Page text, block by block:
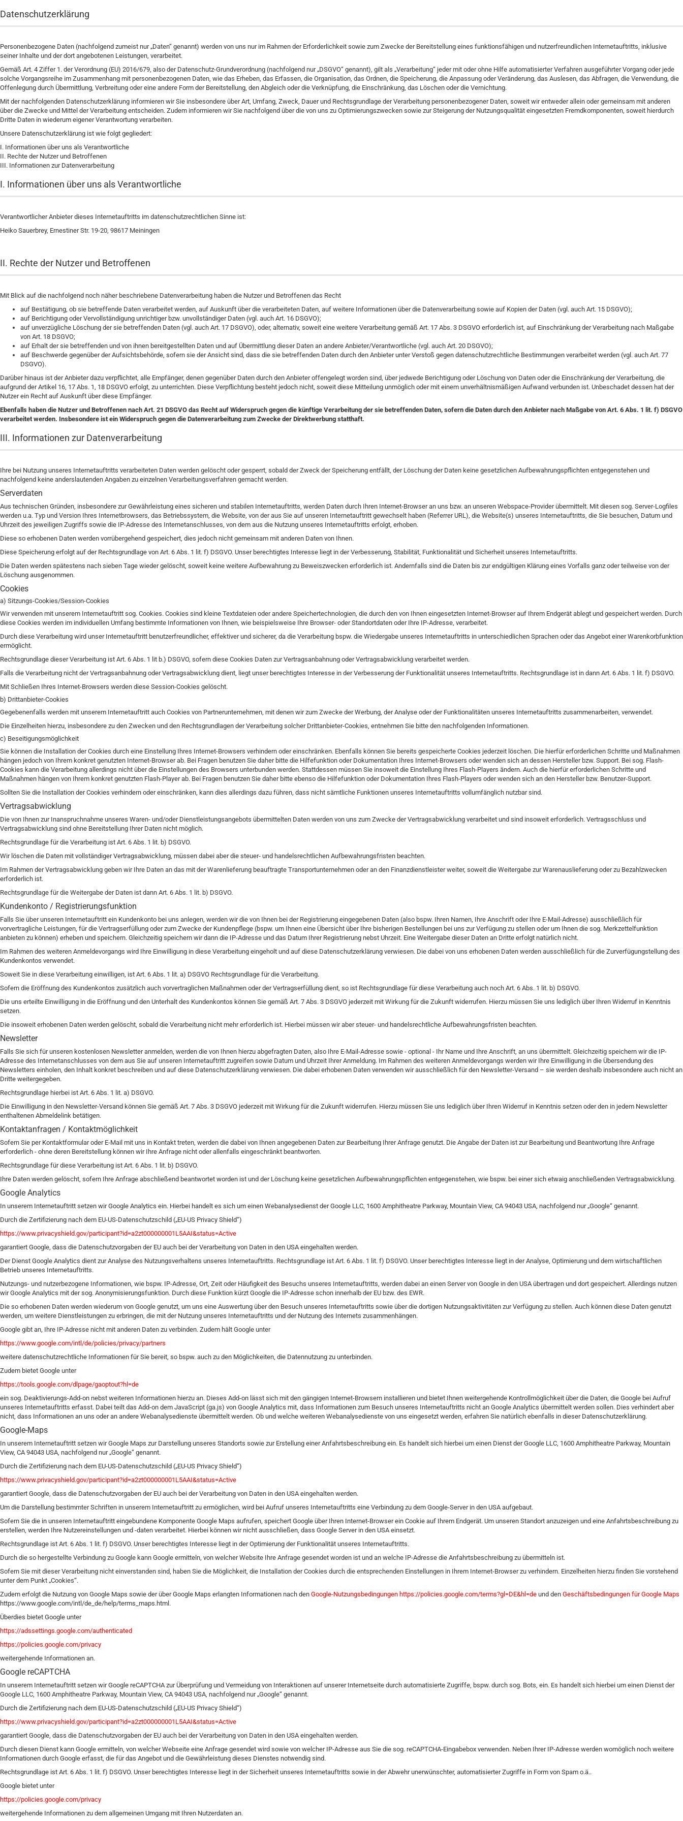
Datenschutzerklärung
Personenbezogene Daten (nachfolgend zumeist nur „Daten“ genannt) werden von uns nur im Rahmen der Erforderlichkeit sowie zum Zwecke der Bereitstellung eines funktionsfähigen und nutzerfreundlichen Internetauftritts, inklusive
seiner Inhalte und der dort angebotenen Leistungen, verarbeitet.
Gemäß Art. 4 Ziffer 1. der Verordnung (EU) 2016/679, also der Datenschutz-Grundverordnung (nachfolgend nur „DSGVO“ genannt), gilt als „Verarbeitung“ jeder mit oder ohne Hilfe automatisierter Verfahren ausgeführter Vorgang oder jede
solche Vorgangsreihe im Zusammenhang mit personenbezogenen Daten, wie das Erheben, das Erfassen, die Organisation, das Ordnen, die Speicherung, die Anpassung oder Veränderung, das Auslesen, das Abfragen, die Verwendung, die
Offenlegung durch Übermittlung, Verbreitung oder eine andere Form der Bereitstellung, den Abgleich oder die Verknüpfung, die Einschränkung, das Löschen oder die Vernichtung.
Mit der nachfolgenden Datenschutzerklärung informieren wir Sie insbesondere über Art, Umfang, Zweck, Dauer und Rechtsgrundlage der Verarbeitung personenbezogener Daten, soweit wir entweder allein oder gemeinsam mit anderen
über die Zwecke und Mittel der Verarbeitung entscheiden. Zudem informieren wir Sie nachfolgend über die von uns zu Optimierungszwecken sowie zur Steigerung der Nutzungsqualität eingesetzten Fremdkomponenten, soweit hierdurch
Dritte Daten in wiederum eigener Verantwortung verarbeiten.
Unsere Datenschutzerklärung ist wie folgt gegliedert:
I. Informationen über uns als Verantwortliche
II. Rechte der Nutzer und Betroffenen
III. Informationen zur Datenverarbeitung
I. Informationen über uns als Verantwortliche
Verantwortlicher Anbieter dieses Internetauftritts im datenschutzrechtlichen Sinne ist:
Heiko Sauerbrey, Ernestiner Str. 19-20, 98617 Meiningen
II. Rechte der Nutzer und Betroffenen
Mit Blick auf die nachfolgend noch näher beschriebene Datenverarbeitung haben die Nutzer und Betroffenen das Recht
auf Bestätigung, ob sie betreffende Daten verarbeitet werden, auf Auskunft über die verarbeiteten Daten, auf weitere Informationen über die Datenverarbeitung sowie auf Kopien der Daten (vgl. auch Art. 15 DSGVO);
auf Berichtigung oder Vervollständigung unrichtiger bzw. unvollständiger Daten (vgl. auch Art. 16 DSGVO);
auf unverzügliche Löschung der sie betreffenden Daten (vgl. auch Art. 17 DSGVO), oder, alternativ, soweit eine weitere Verarbeitung gemäß Art. 17 Abs. 3 DSGVO erforderlich ist, auf Einschränkung der Verarbeitung nach Maßgabe
von Art. 18 DSGVO;
auf Erhalt der sie betreffenden und von ihnen bereitgestellten Daten und auf Übermittlung dieser Daten an andere Anbieter/Verantwortliche (vgl. auch Art. 20 DSGVO);
auf Beschwerde gegenüber der Aufsichtsbehörde, sofern sie der Ansicht sind, dass die sie betreffenden Daten durch den Anbieter unter Verstoß gegen datenschutzrechtliche Bestimmungen verarbeitet werden (vgl. auch Art. 77
DSGVO).
Darüber hinaus ist der Anbieter dazu verpflichtet, alle Empfänger, denen gegenüber Daten durch den Anbieter offengelegt worden sind, über jedwede Berichtigung oder Löschung von Daten oder die Einschränkung der Verarbeitung, die
aufgrund der Artikel 16, 17 Abs. 1, 18 DSGVO erfolgt, zu unterrichten. Diese Verpflichtung besteht jedoch nicht, soweit diese Mitteilung unmöglich oder mit einem unverhältnismäßigen Aufwand verbunden ist. Unbeschadet dessen hat der
Nutzer ein Recht auf Auskunft über diese Empfänger.
Ebenfalls haben die Nutzer und Betroffenen nach Art. 21 DSGVO das Recht auf Widerspruch gegen die künftige Verarbeitung der sie betreffenden Daten, sofern die Daten durch den Anbieter nach Maßgabe von Art. 6 Abs. 1 lit. f) DSGVO
verarbeitet werden. Insbesondere ist ein Widerspruch gegen die Datenverarbeitung zum Zwecke der Direktwerbung statthaft.
III. Informationen zur Datenverarbeitung
Ihre bei Nutzung unseres Internetauftritts verarbeiteten Daten werden gelöscht oder gesperrt, sobald der Zweck der Speicherung entfällt, der Löschung der Daten keine gesetzlichen Aufbewahrungspflichten entgegenstehen und
nachfolgend keine anderslautenden Angaben zu einzelnen Verarbeitungsverfahren gemacht werden.
Serverdaten
Aus technischen Gründen, insbesondere zur Gewährleistung eines sicheren und stabilen Internetauftritts, werden Daten durch Ihren Internet-Browser an uns bzw. an unseren Webspace-Provider übermittelt. Mit diesen sog. Server-Logfiles
werden u.a. Typ und Version Ihres Internetbrowsers, das Betriebssystem, die Website, von der aus Sie auf unseren Internetauftritt gewechselt haben (Referrer URL), die Website(s) unseres Internetauftritts, die Sie besuchen, Datum und
Uhrzeit des jeweiligen Zugriffs sowie die IP-Adresse des Internetanschlusses, von dem aus die Nutzung unseres Internetauftritts erfolgt, erhoben.
Diese so erhobenen Daten werden vorrübergehend gespeichert, dies jedoch nicht gemeinsam mit anderen Daten von Ihnen.
Diese Speicherung erfolgt auf der Rechtsgrundlage von Art. 6 Abs. 1 lit. f) DSGVO. Unser berechtigtes Interesse liegt in der Verbesserung, Stabilität, Funktionalität und Sicherheit unseres Internetauftritts.
Die Daten werden spätestens nach sieben Tage wieder gelöscht, soweit keine weitere Aufbewahrung zu Beweiszwecken erforderlich ist. Andernfalls sind die Daten bis zur endgültigen Klärung eines Vorfalls ganz oder teilweise von der
Löschung ausgenommen.
Cookies
a) Sitzungs-Cookies/Session-Cookies
Wir verwenden mit unserem Internetauftritt sog. Cookies. Cookies sind kleine Textdateien oder andere Speichertechnologien, die durch den von Ihnen eingesetzten Internet-Browser auf Ihrem Endgerät ablegt und gespeichert werden. Durch
diese Cookies werden im individuellen Umfang bestimmte Informationen von Ihnen, wie beispielsweise Ihre Browser- oder Standortdaten oder Ihre IP-Adresse, verarbeitet.
Durch diese Verarbeitung wird unser Internetauftritt benutzerfreundlicher, effektiver und sicherer, da die Verarbeitung bspw. die Wiedergabe unseres Internetauftritts in unterschiedlichen Sprachen oder das Angebot einer Warenkorbfunktion
ermöglicht.
Rechtsgrundlage dieser Verarbeitung ist Art. 6 Abs. 1 lit b.) DSGVO, sofern diese Cookies Daten zur Vertragsanbahnung oder Vertragsabwicklung verarbeitet werden.
Falls die Verarbeitung nicht der Vertragsanbahnung oder Vertragsabwicklung dient, liegt unser berechtigtes Interesse in der Verbesserung der Funktionalität unseres Internetauftritts. Rechtsgrundlage ist in dann Art. 6 Abs. 1 lit. f) DSGVO.
Mit Schließen Ihres Internet-Browsers werden diese Session-Cookies gelöscht.
b) Drittanbieter-Cookies
Gegebenenfalls werden mit unserem Internetauftritt auch Cookies von Partnerunternehmen, mit denen wir zum Zwecke der Werbung, der Analyse oder der Funktionalitäten unseres Internetauftritts zusammenarbeiten, verwendet.
Die Einzelheiten hierzu, insbesondere zu den Zwecken und den Rechtsgrundlagen der Verarbeitung solcher Drittanbieter-Cookies, entnehmen Sie bitte den nachfolgenden Informationen.
c) Beseitigungsmöglichkeit
Sie können die Installation der Cookies durch eine Einstellung Ihres Internet-Browsers verhindern oder einschränken. Ebenfalls können Sie bereits gespeicherte Cookies jederzeit löschen. Die hierfür erforderlichen Schritte und Maßnahmen
hängen jedoch von Ihrem konkret genutzten Internet-Browser ab. Bei Fragen benutzen Sie daher bitte die Hilfefunktion oder Dokumentation Ihres Internet-Browsers oder wenden sich an dessen Hersteller bzw. Support. Bei sog. Flash-
Cookies kann die Verarbeitung allerdings nicht über die Einstellungen des Browsers unterbunden werden. Stattdessen müssen Sie insoweit die Einstellung Ihres Flash-Players ändern. Auch die hierfür erforderlichen Schritte und
Maßnahmen hängen von Ihrem konkret genutzten Flash-Player ab. Bei Fragen benutzen Sie daher bitte ebenso die Hilfefunktion oder Dokumentation Ihres Flash-Players oder wenden sich an den Hersteller bzw. Benutzer-Support.
Sollten Sie die Installation der Cookies verhindern oder einschränken, kann dies allerdings dazu führen, dass nicht sämtliche Funktionen unseres Internetauftritts vollumfänglich nutzbar sind.
Vertragsabwicklung
Die von Ihnen zur Inanspruchnahme unseres Waren- und/oder Dienstleistungsangebots übermittelten Daten werden von uns zum Zwecke der Vertragsabwicklung verarbeitet und sind insoweit erforderlich. Vertragsschluss und
Vertragsabwicklung sind ohne Bereitstellung Ihrer Daten nicht möglich.
Rechtsgrundlage für die Verarbeitung ist Art. 6 Abs. 1 lit. b) DSGVO.
Wir löschen die Daten mit vollständiger Vertragsabwicklung, müssen dabei aber die steuer- und handelsrechtlichen Aufbewahrungsfristen beachten.
Im Rahmen der Vertragsabwicklung geben wir Ihre Daten an das mit der Warenlieferung beauftragte Transportunternehmen oder an den Finanzdienstleister weiter, soweit die Weitergabe zur Warenauslieferung oder zu Bezahlzwecken
erforderlich ist.
Rechtsgrundlage für die Weitergabe der Daten ist dann Art. 6 Abs. 1 lit. b) DSGVO.
Kundenkonto / Registrierungsfunktion
Falls Sie über unseren Internetauftritt ein Kundenkonto bei uns anlegen, werden wir die von Ihnen bei der Registrierung eingegebenen Daten (also bspw. Ihren Namen, Ihre Anschrift oder Ihre E-Mail-Adresse) ausschließlich für
vorvertragliche Leistungen, für die Vertragserfüllung oder zum Zwecke der Kundenpflege (bspw. um Ihnen eine Übersicht über Ihre bisherigen Bestellungen bei uns zur Verfügung zu stellen oder um Ihnen die sog. Merkzettelfunktion
anbieten zu können) erheben und speichern. Gleichzeitig speichern wir dann die IP-Adresse und das Datum Ihrer Registrierung nebst Uhrzeit. Eine Weitergabe dieser Daten an Dritte erfolgt natürlich nicht.
Im Rahmen des weiteren Anmeldevorgangs wird Ihre Einwilligung in diese Verarbeitung eingeholt und auf diese Datenschutzerklärung verwiesen. Die dabei von uns erhobenen Daten werden ausschließlich für die Zurverfügungstellung des
Kundenkontos verwendet.
Soweit Sie in diese Verarbeitung einwilligen, ist Art. 6 Abs. 1 lit. a) DSGVO Rechtsgrundlage für die Verarbeitung.
Sofern die Eröffnung des Kundenkontos zusätzlich auch vorvertraglichen Maßnahmen oder der Vertragserfüllung dient, so ist Rechtsgrundlage für diese Verarbeitung auch noch Art. 6 Abs. 1 lit. b) DSGVO.
Die uns erteilte Einwilligung in die Eröffnung und den Unterhalt des Kundenkontos können Sie gemäß Art. 7 Abs. 3 DSGVO jederzeit mit Wirkung für die Zukunft widerrufen. Hierzu müssen Sie uns lediglich über Ihren Widerruf in Kenntnis
setzen.
Die insoweit erhobenen Daten werden gelöscht, sobald die Verarbeitung nicht mehr erforderlich ist. Hierbei müssen wir aber steuer- und handelsrechtliche Aufbewahrungsfristen beachten.
Newsletter
Falls Sie sich für unseren kostenlosen Newsletter anmelden, werden die von Ihnen hierzu abgefragten Daten, also Ihre E-Mail-Adresse sowie - optional - Ihr Name und Ihre Anschrift, an uns übermittelt. Gleichzeitig speichern wir die IP-
Adresse des Internetanschlusses von dem aus Sie auf unseren Internetauftritt zugreifen sowie Datum und Uhrzeit Ihrer Anmeldung. Im Rahmen des weiteren Anmeldevorgangs werden wir Ihre Einwilligung in die Übersendung des
Newsletters einholen, den Inhalt konkret beschreiben und auf diese Datenschutzerklärung verwiesen. Die dabei erhobenen Daten verwenden wir ausschließlich für den Newsletter-Versand – sie werden deshalb insbesondere auch nicht an
Dritte weitergegeben.
Rechtsgrundlage hierbei ist Art. 6 Abs. 1 lit. a) DSGVO.
Die Einwilligung in den Newsletter-Versand können Sie gemäß Art. 7 Abs. 3 DSGVO jederzeit mit Wirkung für die Zukunft widerrufen. Hierzu müssen Sie uns lediglich über Ihren Widerruf in Kenntnis setzen oder den in jedem Newsletter
enthaltenen Abmeldelink betätigen.
Kontaktanfragen / Kontaktmöglichkeit
Sofern Sie per Kontaktformular oder E-Mail mit uns in Kontakt treten, werden die dabei von Ihnen angegebenen Daten zur Bearbeitung Ihrer Anfrage genutzt. Die Angabe der Daten ist zur Bearbeitung und Beantwortung Ihre Anfrage
erforderlich - ohne deren Bereitstellung können wir Ihre Anfrage nicht oder allenfalls eingeschränkt beantworten.
Rechtsgrundlage für diese Verarbeitung ist Art. 6 Abs. 1 lit. b) DSGVO.
Ihre Daten werden gelöscht, sofern Ihre Anfrage abschließend beantwortet worden ist und der Löschung keine gesetzlichen Aufbewahrungspflichten entgegenstehen, wie bspw. bei einer sich etwaig anschließenden Vertragsabwicklung.
Google Analytics
In unserem Internetauftritt setzen wir Google Analytics ein. Hierbei handelt es sich um einen Webanalysedienst der Google LLC, 1600 Amphitheatre Parkway, Mountain View, CA 94043 USA, nachfolgend nur „Google“ genannt.
Durch die Zertifizierung nach dem EU-US-Datenschutzschild („EU-US Privacy Shield“)
https://www.privacyshield.gov/participant?id=a2zt000000001L5AAI&status=Active
garantiert Google, dass die Datenschutzvorgaben der EU auch bei der Verarbeitung von Daten in den USA eingehalten werden.
Der Dienst Google Analytics dient zur Analyse des Nutzungsverhaltens unseres Internetauftritts. Rechtsgrundlage ist Art. 6 Abs. 1 lit. f) DSGVO. Unser berechtigtes Interesse liegt in der Analyse, Optimierung und dem wirtschaftlichen
Betrieb unseres Internetauftritts.
Nutzungs- und nutzerbezogene Informationen, wie bspw. IP-Adresse, Ort, Zeit oder Häufigkeit des Besuchs unseres Internetauftritts, werden dabei an einen Server von Google in den USA übertragen und dort gespeichert. Allerdings nutzen
wir Google Analytics mit der sog. Anonymisierungsfunktion. Durch diese Funktion kürzt Google die IP-Adresse schon innerhalb der EU bzw. des EWR.
Die so erhobenen Daten werden wiederum von Google genutzt, um uns eine Auswertung über den Besuch unseres Internetauftritts sowie über die dortigen Nutzungsaktivitäten zur Verfügung zu stellen. Auch können diese Daten genutzt
werden, um weitere Dienstleistungen zu erbringen, die mit der Nutzung unseres Internetauftritts und der Nutzung des Internets zusammenhängen.
Google gibt an, Ihre IP-Adresse nicht mit anderen Daten zu verbinden. Zudem hält Google unter
https://www.google.com/intl/de/policies/privacy/partners
weitere datenschutzrechtliche Informationen für Sie bereit, so bspw. auch zu den Möglichkeiten, die Datennutzung zu unterbinden.
Zudem bietet Google unter
https://tools.google.com/dlpage/gaoptout?hl=de
ein sog. Deaktivierungs-Add-on nebst weiteren Informationen hierzu an. Dieses Add-on lässt sich mit den gängigen Internet-Browsern installieren und bietet Ihnen weitergehende Kontrollmöglichkeit über die Daten, die Google bei Aufruf
unseres Internetauftritts erfasst. Dabei teilt das Add-on dem JavaScript (ga.js) von Google Analytics mit, dass Informationen zum Besuch unseres Internetauftritts nicht an Google Analytics übermittelt werden sollen. Dies verhindert aber
nicht, dass Informationen an uns oder an andere Webanalysedienste übermittelt werden. Ob und welche weiteren Webanalysedienste von uns eingesetzt werden, erfahren Sie natürlich ebenfalls in dieser Datenschutzerklärung.
Google-Maps
In unserem Internetauftritt setzen wir Google Maps zur Darstellung unseres Standorts sowie zur Erstellung einer Anfahrtsbeschreibung ein. Es handelt sich hierbei um einen Dienst der Google LLC, 1600 Amphitheatre Parkway, Mountain
View, CA 94043 USA, nachfolgend nur „Google“ genannt.
Durch die Zertifizierung nach dem EU-US-Datenschutzschild („EU-US Privacy Shield“)
https://www.privacyshield.gov/participant?id=a2zt000000001L5AAI&status=Active
garantiert Google, dass die Datenschutzvorgaben der EU auch bei der Verarbeitung von Daten in den USA eingehalten werden.
Um die Darstellung bestimmter Schriften in unserem Internetauftritt zu ermöglichen, wird bei Aufruf unseres Internetauftritts eine Verbindung zu dem Google-Server in den USA aufgebaut.
Sofern Sie die in unseren Internetauftritt eingebundene Komponente Google Maps aufrufen, speichert Google über Ihren Internet-Browser ein Cookie auf Ihrem Endgerät. Um unseren Standort anzuzeigen und eine Anfahrtsbeschreibung zu
erstellen, werden Ihre Nutzereinstellungen und -daten verarbeitet. Hierbei können wir nicht ausschließen, dass Google Server in den USA einsetzt.
Rechtsgrundlage ist Art. 6 Abs. 1 lit. f) DSGVO. Unser berechtigtes Interesse liegt in der Optimierung der Funktionalität unseres Internetauftritts.
Durch die so hergestellte Verbindung zu Google kann Google ermitteln, von welcher Website Ihre Anfrage gesendet worden ist und an welche IP-Adresse die Anfahrtsbeschreibung zu übermitteln ist.
Sofern Sie mit dieser Verarbeitung nicht einverstanden sind, haben Sie die Möglichkeit, die Installation der Cookies durch die entsprechenden Einstellungen in Ihrem Internet-Browser zu verhindern. Einzelheiten hierzu finden Sie vorstehend
unter dem Punkt „Cookies“.
Zudem erfolgt die Nutzung von Google Maps sowie der über Google Maps erlangten Informationen nach den Google-Nutzungsbedingungen https://policies.google.com/terms?gl=DE&hl=de und den Geschäftsbedingungen für Google Maps
https://www.google.com/intl/de_de/help/terms_maps.html.
Überdies bietet Google unter
https://adssettings.google.com/authenticated
https://policies.google.com/privacy
weitergehende Informationen an.
Google reCAPTCHA
In unserem Internetauftritt setzen wir Google reCAPTCHA zur Überprüfung und Vermeidung von Interaktionen auf unserer Internetseite durch automatisierte Zugriffe, bspw. durch sog. Bots, ein. Es handelt sich hierbei um einen Dienst der
Google LLC, 1600 Amphitheatre Parkway, Mountain View, CA 94043 USA, nachfolgend nur „Google“ genannt.
Durch die Zertifizierung nach dem EU-US-Datenschutzschild („EU-US Privacy Shield“)
https://www.privacyshield.gov/participant?id=a2zt000000001L5AAI&status=Active
garantiert Google, dass die Datenschutzvorgaben der EU auch bei der Verarbeitung von Daten in den USA eingehalten werden.
Durch diesen Dienst kann Google ermitteln, von welcher Webseite eine Anfrage gesendet wird sowie von welcher IP-Adresse aus Sie die sog. reCAPTCHA-Eingabebox verwenden. Neben Ihrer IP-Adresse werden womöglich noch weitere
Informationen durch Google erfasst, die für das Angebot und die Gewährleistung dieses Dienstes notwendig sind.
Rechtsgrundlage ist Art. 6 Abs. 1 lit. f) DSGVO. Unser berechtigtes Interesse liegt in der Sicherheit unseres Internetauftritts sowie in der Abwehr unerwünschter, automatisierter Zugriffe in Form von Spam o.ä..
Google bietet unter
https://policies.google.com/privacy
weitergehende Informationen zu dem allgemeinen Umgang mit Ihren Nutzerdaten an.